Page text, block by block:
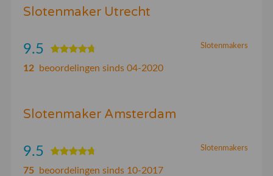
Inloggen
Slotenmaker Utrecht
Slotenmakers
9.5
12beoordelingen sinds 04-2020
Slotenmaker Amsterdam
Slotenmakers
9.5
75beoordelingen sinds 10-2017